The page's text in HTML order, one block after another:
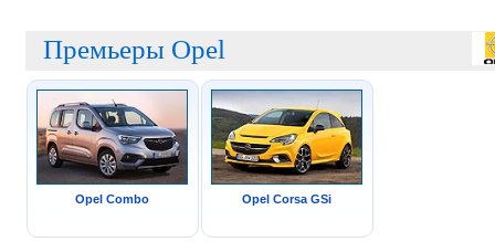
Премьеры Opel
Opel Combo Opel Corsa GSi